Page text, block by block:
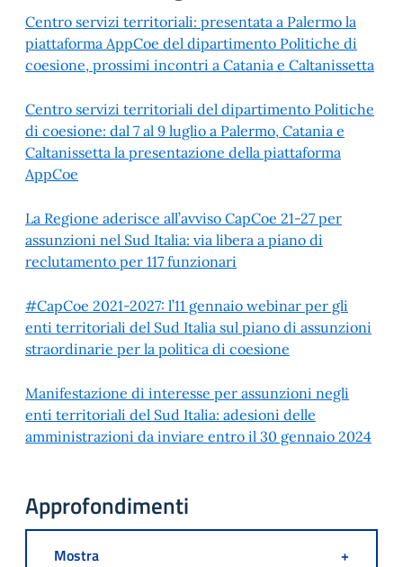
Centro servizi territoriali: presentata a Palermo la
piattaforma AppCoe del dipartimento Politiche di
coesione, prossimi incontri a Catania e Caltanissetta
Centro servizi territoriali del dipartimento Politiche
di coesione: dal 7 al 9 luglio a Palermo, Catania e
Caltanissetta la presentazione della piattaforma
AppCoe
La Regione aderisce all’avviso CapCoe 21-27 per
assunzioni nel Sud Italia: via libera a piano di
reclutamento per 117 funzionari
#CapCoe 2021-2027: l’11 gennaio webinar per gli
enti territoriali del Sud Italia sul piano di assunzioni
straordinarie per la politica di coesione
Manifestazione di interesse per assunzioni negli
enti territoriali del Sud Italia: adesioni delle
amministrazioni da inviare entro il 30 gennaio 2024
Approfondimenti
Mostra +